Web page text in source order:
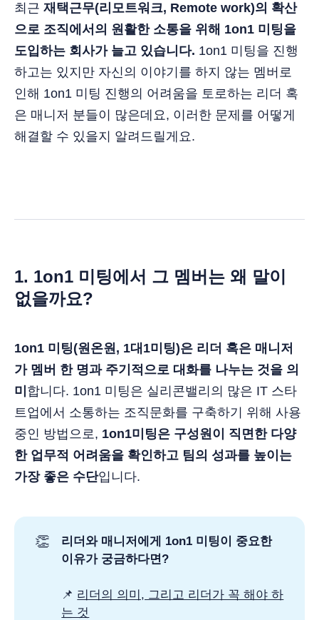
최근 재택근무(리모트워크, Remote work)의 확산
으로 조직에서의 원활한 소통을 위해 1on1 미팅을
도입하는 회사가 늘고 있습니다. 1on1 미팅을 진행
하고는 있지만 자신의 이야기를 하지 않는 멤버로
인해 1on1 미팅 진행의 어려움을 토로하는 리더 혹
은 매니저 분들이 많은데요, 이러한 문제를 어떻게
해결할 수 있을지 알려드릴게요.
1. 1on1 미팅에서 그 멤버는 왜 말이
없을까요?
1on1 미팅(원온원, 1대1미팅)은 리더 혹은 매니저
가 멤버 한 명과 주기적으로 대화를 나누는 것을 의
미 합니다. 1on1 미팅은 실리콘밸리의 많은 IT 스타
트업에서 소통하는 조직문화를 구축하기 위해 사용
중인 방법으로, 1on1미팅은 구성원이 직면한 다양
한 업무적 어려움을 확인하고 팀의 성과를 높이는
가장 좋은 수단입니다.
👏
리더와 매니저에게 1on1 미팅이 중요한
이유가 궁금하다면?
📌 리더의 의미, 그리고 리더가 꼭 해야 하
는 것